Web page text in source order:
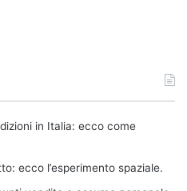
in Italia: ecco come
ecco l’esperimento spaziale.